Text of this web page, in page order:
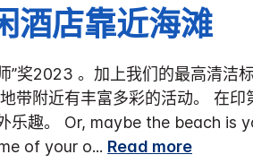
酒店靠近海滩
”奖2023 。加上我们的最高清洁
带附近有丰富多彩的活动。 在印
趣。
Or, maybe the beach is
of your o... Read more